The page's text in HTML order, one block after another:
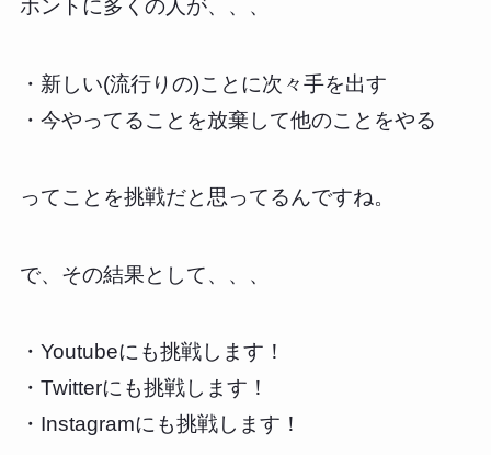
ホントに多くの人が、、、
・新しい(流行りの)ことに次々手を出す
・今やってることを放棄して他のことをやる
ってことを挑戦だと思ってるんですね。
で、その結果として、、、
・Youtubeにも挑戦します！
・Twitterにも挑戦します！
・Instagramにも挑戦します！